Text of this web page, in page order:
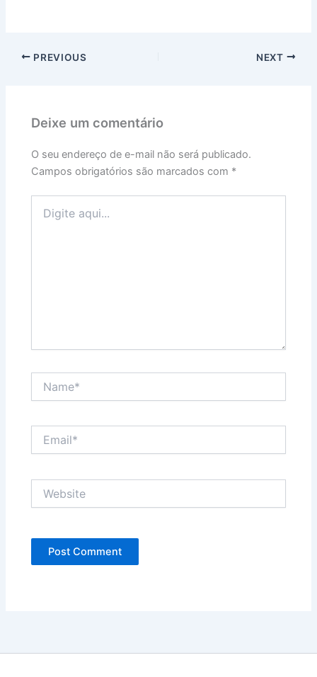
PREVIOUS NEXT
Deixe um comentário
O seu endereço de e-mail não será publicado.
Campos obrigatórios são marcados com *
aqui...